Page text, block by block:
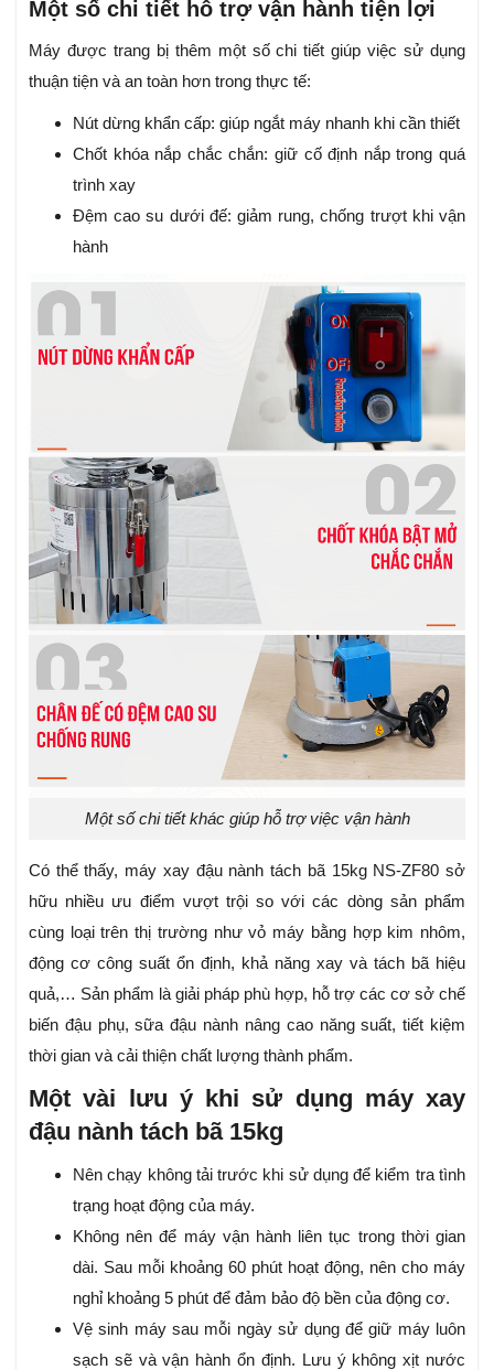
Một số chi tiết hỗ trợ vận hành tiện lợi
Máy được trang bị thêm một số chi tiết giúp việc sử dụng
thuận tiện và an toàn hơn trong thực tế:
Nút dừng khẩn cấp: giúp ngắt máy nhanh khi cần thiết
Chốt khóa nắp chắc chắn: giữ cố định nắp trong quá
trình xay
Đệm cao su dưới đế: giảm rung, chống trượt khi vận
hành
Một số chi tiết khác giúp hỗ trợ việc vận hành
Có thể thấy, máy xay đậu nành tách bã 15kg NS-ZF80 sở
hữu nhiều ưu điểm vượt trội so với các dòng sản phẩm
cùng loại trên thị trường như vỏ máy bằng hợp kim nhôm,
động cơ công suất ổn định, khả năng xay và tách bã hiệu
quả,… Sản phẩm là giải pháp phù hợp, hỗ trợ các cơ sở chế
biến đậu phụ, sữa đậu nành nâng cao năng suất, tiết kiệm
thời gian và cải thiện chất lượng thành phẩm.
Một vài lưu ý khi sử dụng máy xay
đậu nành tách bã 15kg
Nên chạy không tải trước khi sử dụng để kiểm tra tình
trạng hoạt động của máy.
Không nên để máy vận hành liên tục trong thời gian
dài. Sau mỗi khoảng 60 phút hoạt động, nên cho máy
nghỉ khoảng 5 phút để đảm bảo độ bền của động cơ.
Vệ sinh máy sau mỗi ngày sử dụng để giữ máy luôn
sạch sẽ và vận hành ổn định. Lưu ý không xịt nước